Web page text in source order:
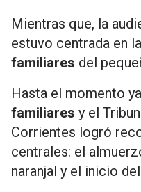
Mientras que, la
estuvo centrada en
familiares del
Hasta el momento
familiares y el
Corrientes logró
centrales: el
naranjal y el inicio